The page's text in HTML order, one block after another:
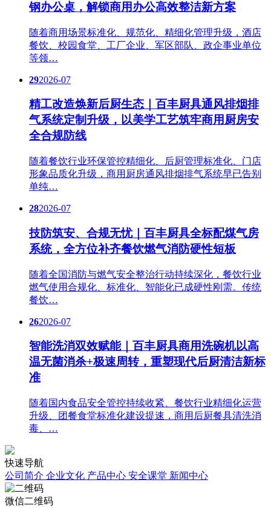
钢办公桌，解锁商用办公高效整洁新方案
随着商用场景标准化、规范化、精细化管理升级，酒店
餐饮、校园食堂、工厂企业、军区部队、政企事业单位
等领…
292026-07
精工改造焕新后厨生态｜百丰厨具通风排烟排
气系统定制升级，以美学工艺筑牢商用厨房安
全合规防线
随着餐饮行业环保管控精细化、后厨管理标准化、门店
形象品质化升级，商用厨房通风排烟排气系统早已告别
单纯…
282026-07
技防筑安、合规无忧｜百丰厨具全标配煤气房
系统，全方位补齐餐饮燃气消防硬性短板
随着全国消防与燃气安全整治行动持续深化，餐饮行业
燃气使用合规化、标准化、智能化已成硬性刚需。传统
餐饮…
262026-07
智能洗消双效赋能｜百丰厨具商用洗碗机以高
温无菌消杀+极速周转，重塑现代后厨清洁新标
准
随着国内食品安全管控持续收紧、餐饮行业精细化运营
升级、团餐食堂标准化建设提速，商用后厨餐具清洗消
毒、…
快速导航
公司简介 企业文化 产品中心 安全课堂 新闻中心
微信二维码